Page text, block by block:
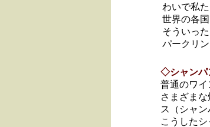
わいで私
世界の各
そういっ
パークリ
◇シャンパ
普通のワイ
さまざま
ス（シャ
こうした